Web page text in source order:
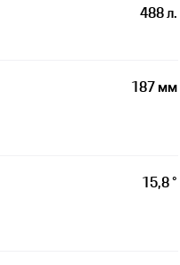
488 л.
187 мм
15,8 °